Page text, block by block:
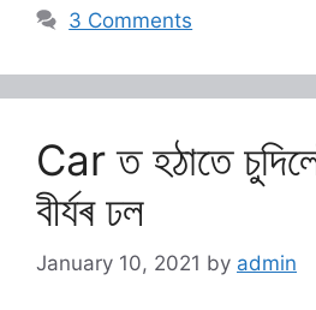
3 Comments
Car ত হঠাতে
বীৰ্যৰ ঢল
January 10, 2021 by admin